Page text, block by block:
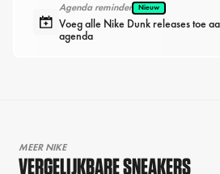
Agenda reminder Nieuw
Voeg alle Nike Dunk releases toe
agenda
MEER NIKE
VERGELIJKBARE SNEAKERS